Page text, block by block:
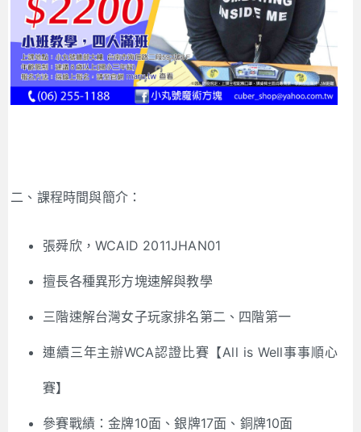
二、課程時間與簡介：
張舜欣，WCAID 2011JHAN01
擅長各種異形方塊速解與教學
三階速解台灣女子玩家排名第二、四階第一
連續三年主辦WCA認證比賽【All is Well事事順心
賽】
參賽戰績：金牌10面、銀牌17面、銅牌10面